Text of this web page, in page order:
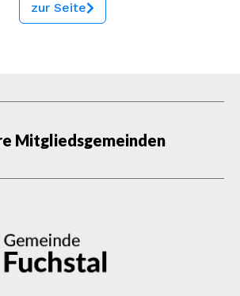
zur Seite
Mitgliedsgemeinden